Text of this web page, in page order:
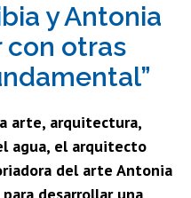
os
os
y Antonia
con otras
arte, arquitectura,
agua, el arquitecto
del arte Antonia